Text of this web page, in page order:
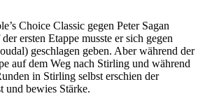
Choice Classic gegen Peter Sagan
ersten Etappe musste er sich gegen
geschlagen geben. Aber während der
auf dem Weg nach Stirling und während
in Stirling selbst erschien der
und bewies Stärke.